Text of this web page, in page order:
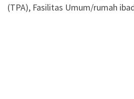
(TPA), Fasilitas Umum/rumah